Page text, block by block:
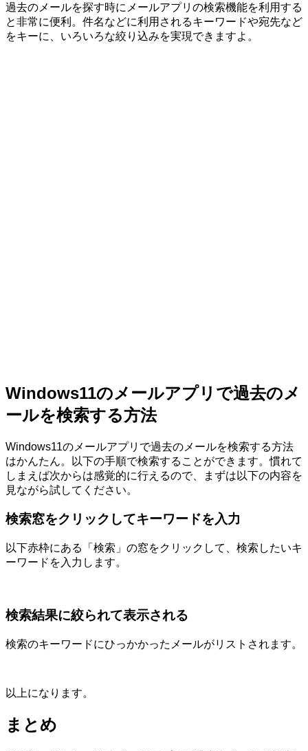
過去のメールを探す時にメールアプリの検索機能を利用する
と非常に便利。件名などに利用されるキーワードや宛先など
をキーに、いろいろな絞り込みを実現できますよ。
Windows11のメールアプリで過去のメ
ールを検索する方法
Windows11のメールアプリで過去のメールを検索する方法
はかんたん。以下の手順で検索することができます。慣れて
しまえば次からは感覚的に行えるので、まずは以下の内容を
見ながら試してください。
検索窓をクリックしてキーワードを入力
以下赤枠にある「検索」の窓をクリックして、検索したいキ
ーワードを入力します。
検索結果に絞られて表示される
検索のキーワードにひっかかったメールがリストされます。
以上になります。
まとめ